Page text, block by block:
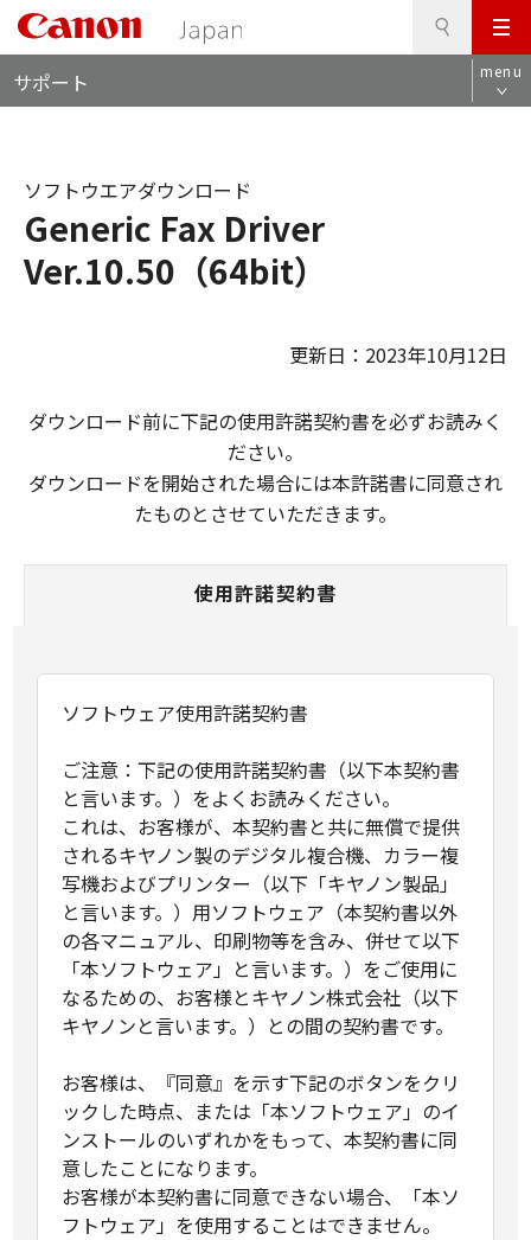
メ
ニ
ュ
サポート menu
Generic Fax Driver
Ver.10.50（64bit）
ソフトウエアダウンロード
更新日：2023年10月12日
ダウンロード前に下記の使用許諾契約書を必ずお読みく
ださい。
ダウンロードを開始された場合には本許諾書に同意され
たものとさせていただきます。
使用許諾契約書
ソフトウェア使用許諾契約書
ご注意：下記の使用許諾契約書（以下本契約書
と言います。）をよくお読みください。
これは、お客様が、本契約書と共に無償で提供
されるキヤノン製のデジタル複合機、カラー複
写機およびプリンター（以下「キヤノン製品」
と言います。）用ソフトウェア（本契約書以外
の各マニュアル、印刷物等を含み、併せて以下
「本ソフトウェア」と言います。）をご使用に
なるための、お客様とキヤノン株式会社（以下
キヤノンと言います。）との間の契約書です。
お客様は、『同意』を示す下記のボタンをクリ
ックした時点、または「本ソフトウェア」のイ
ンストールのいずれかをもって、本契約書に同
意したことになります。
お客様が本契約書に同意できない場合、「本ソ
フトウェア」を使用することはできません。